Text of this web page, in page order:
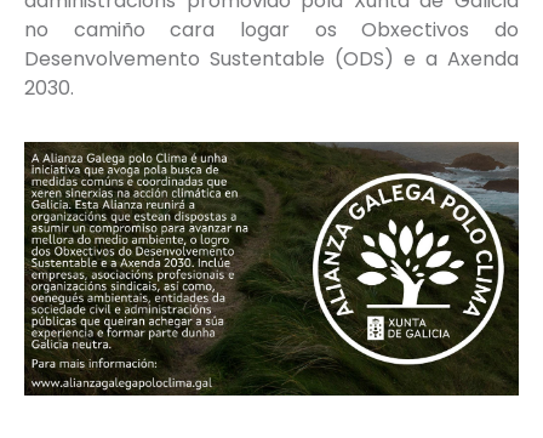
no camiño cara logar os Obxectivos do
Desenvolvemento Sustentable (ODS) e a Axenda
2030.